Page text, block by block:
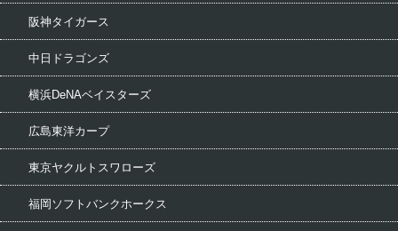
阪神タイガース
中日ドラゴンズ
横浜DeNAベイスターズ
広島東洋カープ
東京ヤクルトスワローズ
福岡ソフトバンクホークス